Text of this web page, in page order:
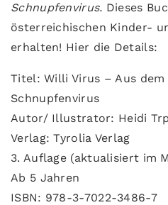
Schnupfenvirus. Dieses
österreichischen Kinder-
erhalten! Hier die Details:
Titel: Willi Virus – Aus dem
Schnupfenvirus
Autor/ Illustrator: Heidi
Verlag: Tyrolia Verlag
3. Auflage (aktualisiert im
Ab 5 Jahren
ISBN: 978-3-7022-3486-7